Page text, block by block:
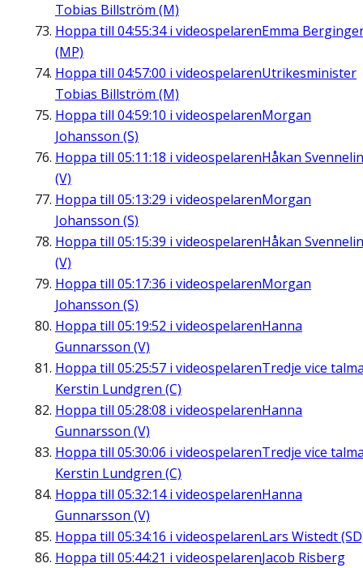
Tobias Billström (M)
Hoppa till 04:55:34i videospelarenEmma
(MP)
Hoppa till 04:57:00 i videospelarenUtrikesminister
Tobias Billström (M)
Hoppa till 04:59:10 i videospelarenMorgan
Johansson (S)
Hoppa till 05:11:18 i videospelarenHåkan
(V)
Hoppa till 05:13:29 i videospelarenMorgan
Johansson (S)
Hoppa till 05:15:39 i videospelarenHåkan
(V)
Hoppa till 05:17:36 i videospelarenMorgan
Johansson (S)
Hoppa till 05:19:52 i videospelarenHanna
Gunnarsson (V)
Hoppa till 05:25:57 i videospelarenTredje vice
Kerstin Lundgren (C)
Hoppa till 05:28:08 i videospelarenHanna
Gunnarsson (V)
Hoppa till 05:30:06 i videospelarenTredje vice
Kerstin Lundgren (C)
Hoppa till 05:32:14i videospelarenHanna
Gunnarsson (V)
Hoppa till 05:34:16 i videospelarenLars Wistedt
Hoppa till 05:44:21 i videospelarenJacob Risberg